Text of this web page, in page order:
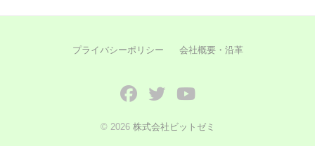
プライバシーポリシー 会社概要・沿革
FacebookTwitterYouTube
© 2026 株式会社ビットゼミ